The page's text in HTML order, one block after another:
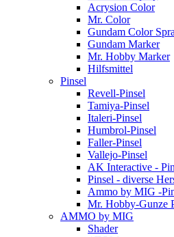
Acrysion Color
Mr. Color
Gundam Color
Gundam Marker
Mr. Hobby Marker
Hilfsmittel
Pinsel
Revell-Pinsel
Tamiya-Pinsel
Italeri-Pinsel
Humbrol-Pinsel
Faller-Pinsel
Vallejo-Pinsel
AK Interactive -
Pinsel - diverse
Ammo by MIG -
Mr. Hobby-Gunze
AMMO by MIG
Shader